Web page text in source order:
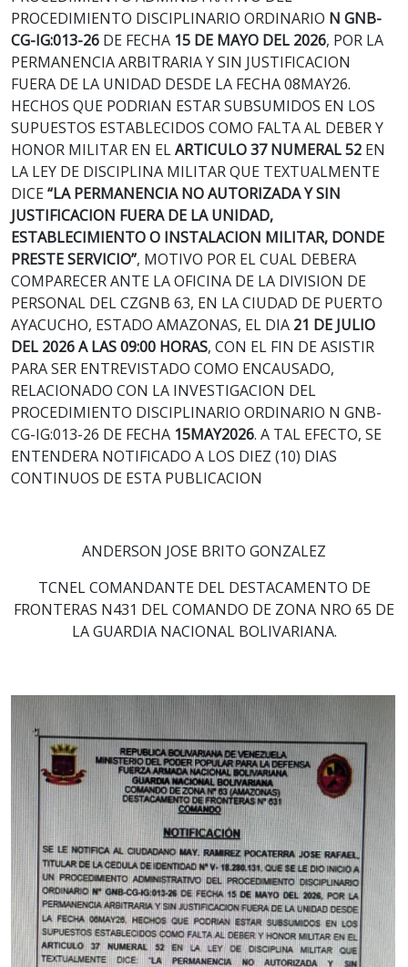
PROCEDIMIENTO DISCIPLINARIO ORDINARIO N GNB-
CG-IG:013-26 DE FECHA 15 DE MAYO DEL 2026, POR LA
PERMANENCIA ARBITRARIA Y SIN JUSTIFICACION
FUERA DE LA UNIDAD DESDE LA FECHA 08MAY26.
HECHOS QUE PODRIAN ESTAR SUBSUMIDOS EN LOS
SUPUESTOS ESTABLECIDOS COMO FALTA AL DEBER Y
HONOR MILITAR EN ELARTICULO 37 NUMERAL 52 EN
LA LEY DE DISCIPLINA MILITAR QUE TEXTUALMENTE
DICE“LA PERMANENCIA NO AUTORIZADA Y SIN
JUSTIFICACION FUERA DE LA UNIDAD,
ESTABLECIMIENTO O INSTALACION MILITAR, DONDE
PRESTE SERVICIO”, MOTIVO POR EL CUAL DEBERA
COMPARECER ANTE LA OFICINA DE LA DIVISION DE
PERSONAL DEL CZGNB 63, EN LA CIUDAD DE PUERTO
AYACUCHO, ESTADO AMAZONAS, EL DIA 21 DE JULIO
DEL 2026 A LAS 09:00 HORAS, CON EL FIN DE ASISTIR
PARA SER ENTREVISTADO COMO ENCAUSADO,
RELACIONADO CON LA INVESTIGACION DEL
PROCEDIMIENTO DISCIPLINARIO ORDINARIO N GNB-
CG-IG:013-26 DE FECHA 15MAY2026. A TAL EFECTO, SE
ENTENDERA NOTIFICADO A LOS DIEZ (10) DIAS
CONTINUOS DE ESTA PUBLICACION
ANDERSON JOSE BRITO GONZALEZ
TCNEL COMANDANTE DEL DESTACAMENTO DE
FRONTERAS N431 DEL COMANDO DE ZONA NRO 65 DE
LA GUARDIA NACIONAL BOLIVARIANA.